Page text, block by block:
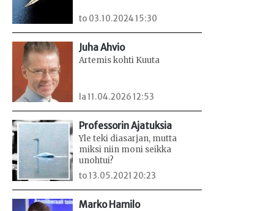
to 03.10.2024 15:30
Juha Ahvio
Artemis kohti Kuuta
la 11.04.2026 12:53
Professorin Ajatuksia
Yle teki diasarjan, mutta
miksi niin moni seikka
unohtui?
to 13.05.2021 20:23
Marko Hamilo